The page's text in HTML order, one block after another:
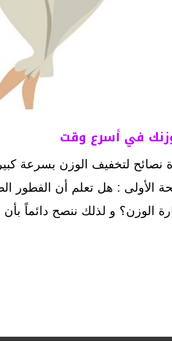
لتخفيف الوزن بسرعة
الأولى : هل تعلم أن الفطور
الوزن؟ و لذلك ننصح دائماً